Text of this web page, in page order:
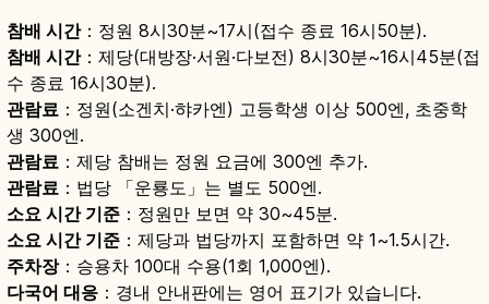
참배 시간：정원 8시30분~17시(접수 종료 16시50분).
참배 시간：제당(대방장·서원·다보전) 8시30분~16시45분(접
수 종료 16시30분).
관람료 ：정원(소겐치·햐카엔) 고등학생 이상 500엔, 초중학
생 300엔.
관람료 ：제당 참배는 정원 요금에 300엔 추가.
관람료 ：법당 「운룡도」는 별도 500엔.
소요 시간 기준 ：정원만 보면 약 30~45분.
소요 시간 기준 ：제당과 법당까지 포함하면 약 1~1.5시간.
주차장：승용차 100대 수용(1회 1,000엔).
다국어 대응 ：경내 안내판에는 영어 표기가 있습니다.